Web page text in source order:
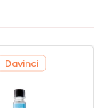
Davinci